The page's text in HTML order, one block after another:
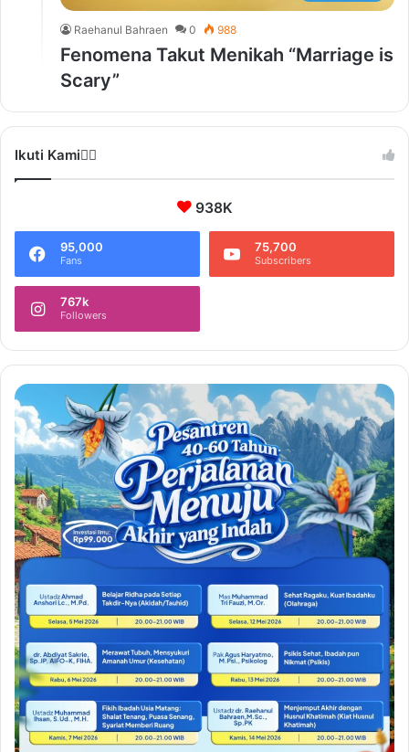
Raehanul Bahraen 0 988
Fenomena Takut Menikah “Marriage is
Scary”
Ikuti Kami❤️‍🔥
938K
95,000
Fans
75,700
Subscribers
767k
Followers